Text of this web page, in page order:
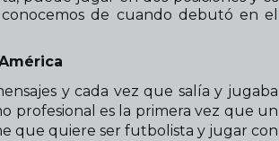
de cuando debutó en el
y cada vez que salía y jugaba
profesional es la primera vez que un
que quiere ser futbolista y jugar con